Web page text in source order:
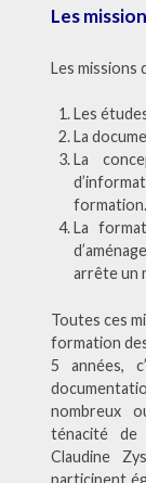
Les
Les missions
Les
La
La
formation.
La
arrête un
Toutes ces
formation
5 années,
nombreux
ténacité de
Claudine
participent